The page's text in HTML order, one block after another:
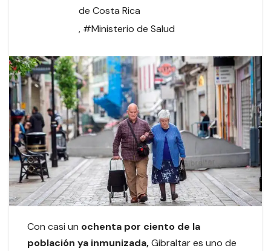
de Costa Rica
, #Ministerio de Salud
Con casi un ochenta por ciento de la
población ya inmunizada,Gibraltar es uno de